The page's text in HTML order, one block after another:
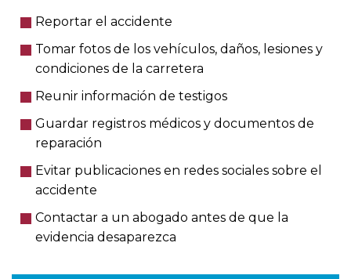
Reportar el accidente
Tomar fotos de los vehículos, daños, lesiones y
condiciones de la carretera
Reunir información de testigos
Guardar registros médicos y documentos de
reparación
Evitar publicaciones en redes sociales sobre el
accidente
Contactar a un abogado antes de que la
evidencia desaparezca